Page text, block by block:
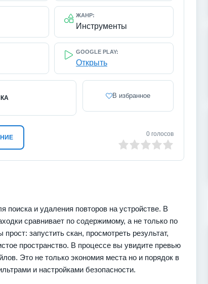
ЖАНР:
Инструменты
GOOGLE PLAY:
Открыть
В избранное
0 голосов
поиска и удаления повторов на устройстве. В
сравнивает по содержимому, а не только по
запустить скан, просмотреть результат,
пространство. В процессе вы увидите превью
Это не только экономия места но и порядок в
и настройками безопасности.